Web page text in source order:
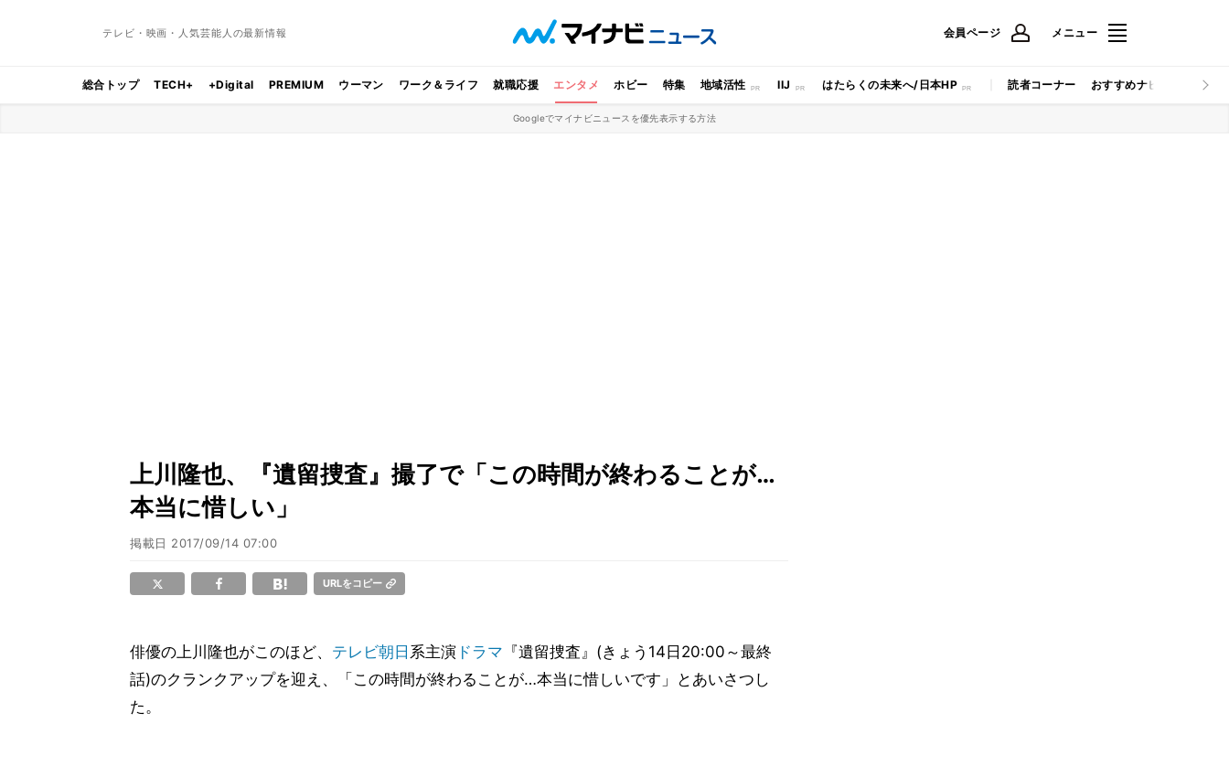
テレビ・映画・人気芸能人の最新情報 会員ページ メニュー
総合トップ TECH+ +Digital PREMIUM ウーマン ワーク＆ライフ 就職応援 エンタメ ホビー 特集 地域活性 IIJ はたらくの未来へ/日本HP 読者コーナー おすすめナビ マイナビ
Googleでマイナビニュースを優先表示する方法
上川隆也、『遺留捜査』撮了で「この時間が終わることが…
本当に惜しい」
掲載日 2017/09/14 07:00
URLをコピー
俳優の上川隆也がこのほど、 テレビ朝日 系主演 ドラマ 『遺留捜査』(きょう14日20:00～最終
話)のクランクアップを迎え、「この時間が終わることが…本当に惜しいです」とあいさつし
た。